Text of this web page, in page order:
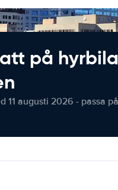
på
11 augusti 2026 - passa